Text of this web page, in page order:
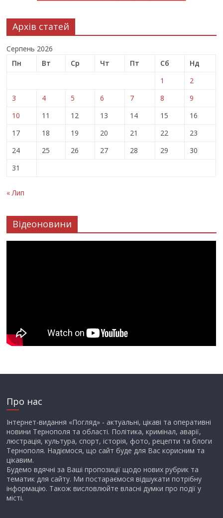
Архів статей
Серпень 2026
Пн
Вт Ср Чт Пт Сб
Нд
1
2
3
4 5 6 7 8
9
10
11 12 13 14 15
16
17
18 19 20 21 22
23
24
25 26 27 28 29
30
31
« Лип
Відеоновини
Про нас
Інтернет-видання «Погляд» - актуальні, цікаві та оперативні
новини Тернополя та області. Політика, кримінал, аварії,
люстрація, культура, спорт, історія, фото, рецепти та блоги
Тернополя. Надіємося, що сайт буде для Вас корисним та
цікавим.
Будемо вдячні за Ваші пропозиції щодо нових рубрик та
тематик для сайту. Ми постараємося відшукати потрібну
інформацію. Також висловлюйте власні думки про події у
місті.